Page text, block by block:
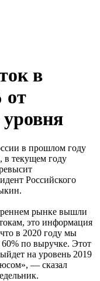
в
от
в прошлом году
в текущем году
Российского
рынке вышли
это информация
в 2020 году мы
60% по выручке. Этот
на уровень 2019
— сказал